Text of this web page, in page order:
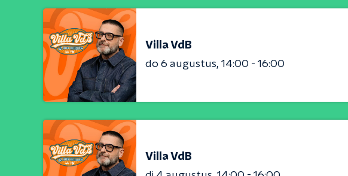
Villa VdB
do 6 augustus 14:00 - 16:00
Villa VdB